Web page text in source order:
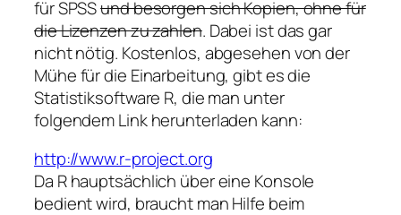
für SPSSund besorgen sich Kopien, ohne für
die Lizenzen zu zahlen. Dabei ist das gar
nicht nötig. Kostenlos, abgesehen von der
Mühe für die Einarbeitung, gibt es die
Statistiksoftware R, die man unter
folgendem Link herunterladen kann:
http://www.r-project.org
Da R hauptsächlich über eine Konsole
bedient wird, braucht man Hilfe beim